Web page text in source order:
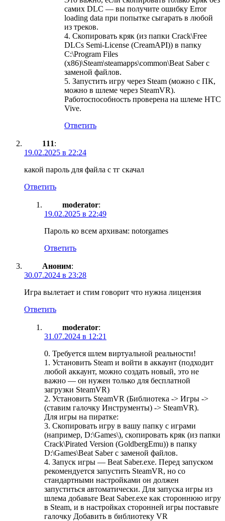
самих DLC — вы получите ошибку Error
loading data при попытке сыгарать в любой
из треков.
4. Скопировать кряк (из папки Crack\Free
DLCs Semi-License (CreamAPI)) в папку
C:\Program Files
(x86)\Steam\steamapps\common\Beat Saber с
заменой файлов.
5. Запустить игру через Steam (можно с ПК,
можно в шлеме через SteamVR).
Работоспособность проверена на шлеме HTC
Vive.
Ответить
111:
19.02.2025 в 22:24
какой пароль для файла с тг скачал
Ответить
moderator:
19.02.2025 в 22:49
Пароль ко всем архивам: notorgames
Ответить
Аноним:
30.07.2024 в 23:28
Игра вылетает и стим говорит что нужна лицензия
Ответить
moderator:
31.07.2024 в 12:21
0. Требуется шлем виртуальной реальности!
1. Установить Steam и войти в аккаунт (подходит
любой аккаунт, можно создать новый, это не
важно — он нужен только для бесплатной
загрузки SteamVR)
2. Установить SteamVR (Библиотека -> Игры ->
(ставим галочку Инструменты) -> SteamVR).
Для игры на пиратке:
3. Скопировать игру в вашу папку с играми
(например, D:\Games\), скопировать кряк (из папки
Crack\Pirated Version (GoldbergEmu)) в папку
D:\Games\Beat Saber с заменой файлов.
4. Запуск игры — Beat Saber.exe. Перед запуском
рекомендуется запустить SteamVR, но со
стандартными настройками он должен
запуститься автоматически. Для запуска игры из
шлема добавьте Beat Saber.exe как стороннюю игру
в Steam, и в настройках сторонней игры поставьте
галочку Добавить в библиотеку VR